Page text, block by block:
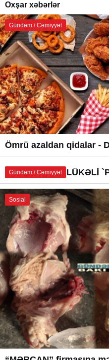
Oxşar xəbərlər
Gündəm / Cəmiyyət
Ömrü azaldan qidalar -
Gündəm / Cəmiyyət
Süfrədəki TƏHLÜKƏLİ
Sosial